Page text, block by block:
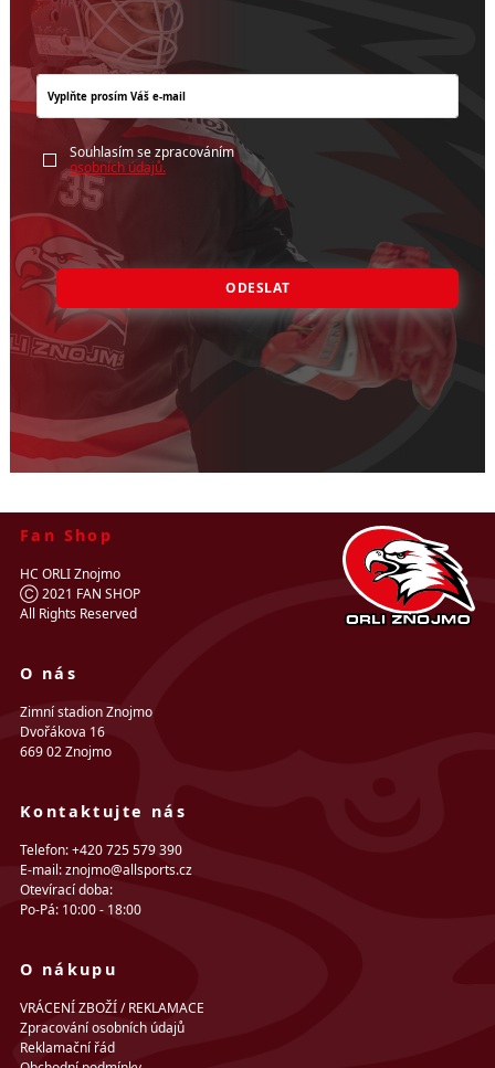
Souhlasím se zpracováním
osobních údajů.
ODESLAT
Fan Shop
HC ORLI Znojmo
Ⓒ 2021 FAN SHOP
All Rights Reserved
O nás
Zimní stadion Znojmo
Dvořákova 16
669 02 Znojmo
Kontaktujte nás
Telefon: +420 725 579 390
E-mail: znojmo@allsports.cz
Otevírací doba:
Po-Pá: 10:00 - 18:00
O nákupu
VRÁCENÍ ZBOŽÍ / REKLAMACE
Zpracování osobních údajů
Reklamační řád